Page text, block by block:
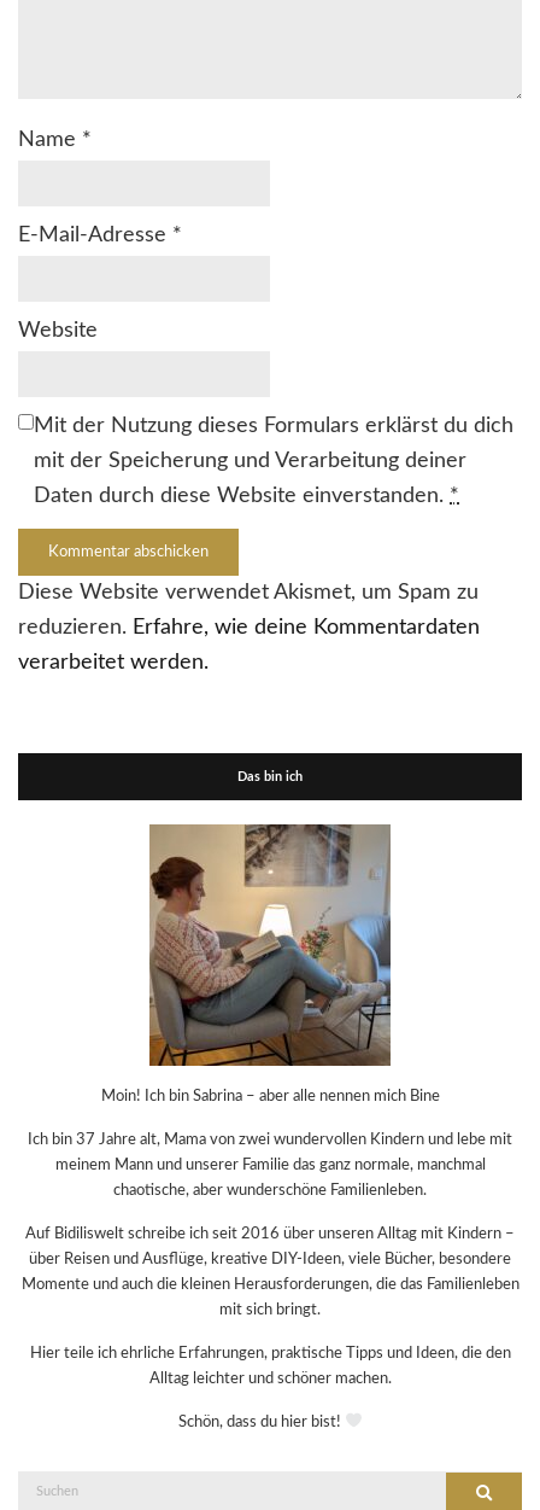
Name *
E-Mail-Adresse *
Website
Mit der Nutzung dieses Formulars erklärst du dich
mit der Speicherung und Verarbeitung deiner
Daten durch diese Website einverstanden. *
Diese Website verwendet Akismet, um Spam zu
reduzieren. Erfahre, wie deine Kommentardaten
verarbeitet werden.
Das bin ich
Moin! Ich bin Sabrina – aber alle nennen mich Bine
Ich bin 37 Jahre alt, Mama von zwei wundervollen Kindern und lebe mit
meinem Mann und unserer Familie das ganz normale, manchmal
chaotische, aber wunderschöne Familienleben.
Auf Bidiliswelt schreibe ich seit 2016 über unseren Alltag mit Kindern –
über Reisen und Ausflüge, kreative DIY-Ideen, viele Bücher, besondere
Momente und auch die kleinen Herausforderungen, die das Familienleben
mit sich bringt.
Hier teile ich ehrliche Erfahrungen, praktische Tipps und Ideen, die den
Alltag leichter und schöner machen.
Schön, dass du hier bist!
Suche